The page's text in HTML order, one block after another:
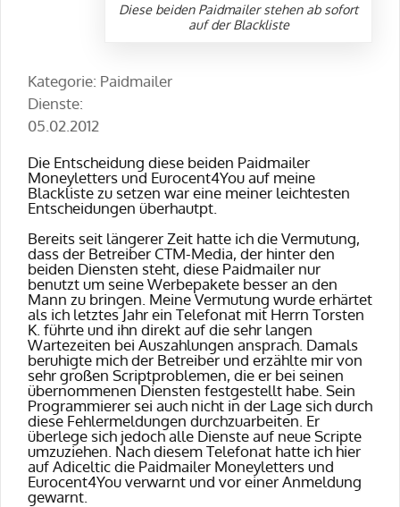
Diese beiden Paidmailer stehen ab sofort
auf der Blackliste
Kategorie: Paidmailer
Dienste:
05.02.2012
Die Entscheidung diese beiden Paidmailer
Moneyletters und Eurocent4You auf meine
Blackliste zu setzen war eine meiner leichtesten
Entscheidungen überhautpt.
Bereits seit längerer Zeit hatte ich die Vermutung,
dass der Betreiber CTM-Media, der hinter den
beiden Diensten steht, diese Paidmailer nur
benutzt um seine Werbepakete besser an den
Mann zu bringen. Meine Vermutung wurde erhärtet
als ich letztes Jahr ein Telefonat mit Herrn Torsten
K. führte und ihn direkt auf die sehr langen
Wartezeiten bei Auszahlungen ansprach. Damals
beruhigte mich der Betreiber und erzählte mir von
sehr großen Scriptproblemen, die er bei seinen
übernommenen Diensten festgestellt habe. Sein
Programmierer sei auch nicht in der Lage sich durch
diese Fehlermeldungen durchzuarbeiten. Er
überlege sich jedoch alle Dienste auf neue Scripte
umzuziehen. Nach diesem Telefonat hatte ich hier
auf Adiceltic die Paidmailer Moneyletters und
Eurocent4You verwarnt und vor einer Anmeldung
gewarnt.